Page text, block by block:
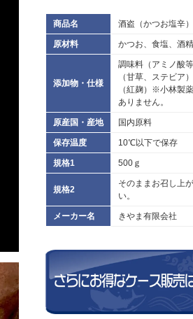
商品名 酒盗（かつお塩辛）
原材料 かつお、食塩、酒
添加物・仕様
調味料（アミノ酸
（甘草、ステビア
（紅麹）※小林製
ありません。
原産国・産地 国内原料
保存温度 10℃以下で保存
規格1 500ｇ
規格2
そのままお召し上
い。
メーカー名 きやま有限会社